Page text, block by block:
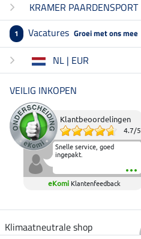
KRAMER PAARDENSPORT
1 Vacatures Groei met ons mee
NL | EUR
VEILIG INKOPEN
Klantbeoordelingen
4.7/5
Snelle service, goed
ingepakt.
eKomi Klantenfeedback
Klimaatneutrale shop